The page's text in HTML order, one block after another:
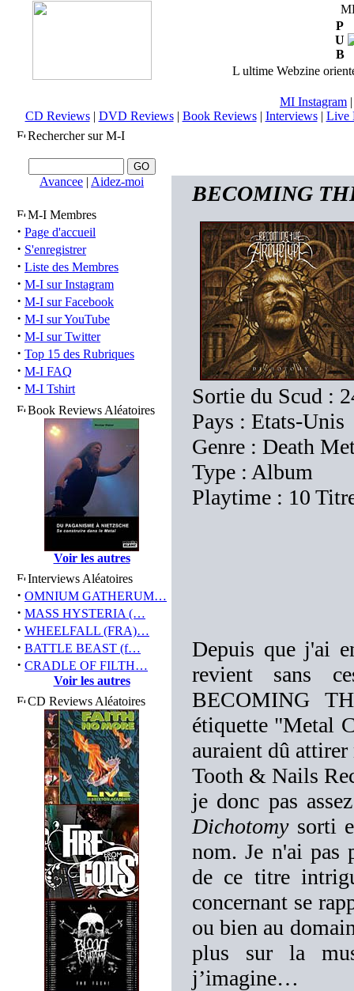
P
U
B
L ultime Webzine
MI Instagram
CD Reviews| DVD Reviews| Book Reviews| Interviews| Live
Rechercher sur M-I
Avancee | Aidez-moi
M-I Membres
· Page d'accueil
· S'enregistrer
· Liste des Membres
· M-I sur Instagram
· M-I sur Facebook
· M-I sur YouTube
· M-I sur Twitter
· Top 15 des Rubriques
· M-I FAQ
· M-I Tshirt
Book Reviews Aléatoires
Voir les autres
Interviews Aléatoires
· OMNIUM GATHERUM…
· MASS HYSTERIA (…
· WHEELFALL (FRA)…
· BATTLE BEAST (f…
· CRADLE OF FILTH…
Voir les autres
CD Reviews Aléatoires
BECOMING
Sortie du Scud :
Pays : Etats-Unis
Genre : Death
Type : Album
Playtime : 10
Depuis que j'ai
revient sans
BECOMING
étiquette "Metal
auraient dû
Tooth & Nails
je donc pas
Dichotomysorti
nom. Je n'ai pas
de ce titre
concernant se
ou bien au
plus sur la
j’imagine…